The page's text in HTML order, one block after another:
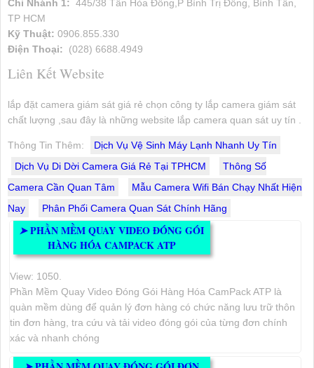
Chi Nhánh 1: 445/38 Tân Hòa Đông,P Bình Trị Đông, Bình Tân,
TP HCM
Kỹ Thuật: 0906.855.330
Điện Thoại:
(028) 6688.4949
Liên Kết Website
lắp đặt camera giám sát giá rẻ chọn công ty lắp camera giám sát
chất lượng ,sau đây là những website lắp camera quan sát uy tín .
Thông Tin Thêm:
Dịch Vụ Vệ Sinh Máy Lạnh Nhanh Uy Tín
Dịch Vụ Di Dời Camera Giá Rẻ Tại TPHCM
Thông Số
Camera Cần Quan Tâm
Mẫu Camera Wifi Bán Chạy Nhất Hiện
Nay
Phân Phối Camera Quan Sát Chính Hãng
➤PHẦN MỀM QUAY VIDEO ĐÓNG GÓI
HÀNG HÓA CAMPACK ATP
View: 1050.
Phần Mềm Quay Video Đóng Gói Hàng Hóa CamPack ATP là
quàn mềm dùng để quản lý đơn hàng có chức năng lưu trữ thôn
tin đơn hàng, tra cứu và tải video đóng gói của từng đơn chính
xác và nhanh chóng